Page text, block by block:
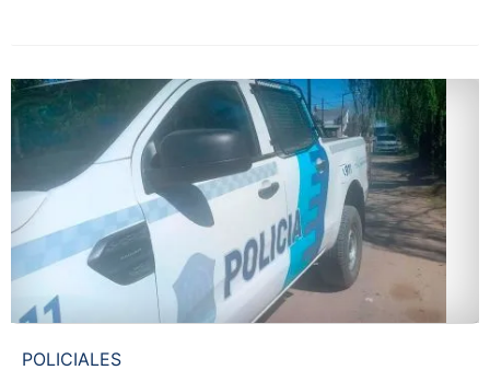
POLICIALES